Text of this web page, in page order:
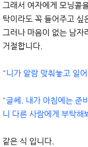
그래서 여자에게 모닝콜
탁이라도 꼭 들어주고 싶
그러나 마음이 없는 남자
거절합니다.
"니가 알람 맞춰놓고 일
"글쎄. 내가 아침에는 준
니 다른 사람에게 부탁해
같은 식 입니다.